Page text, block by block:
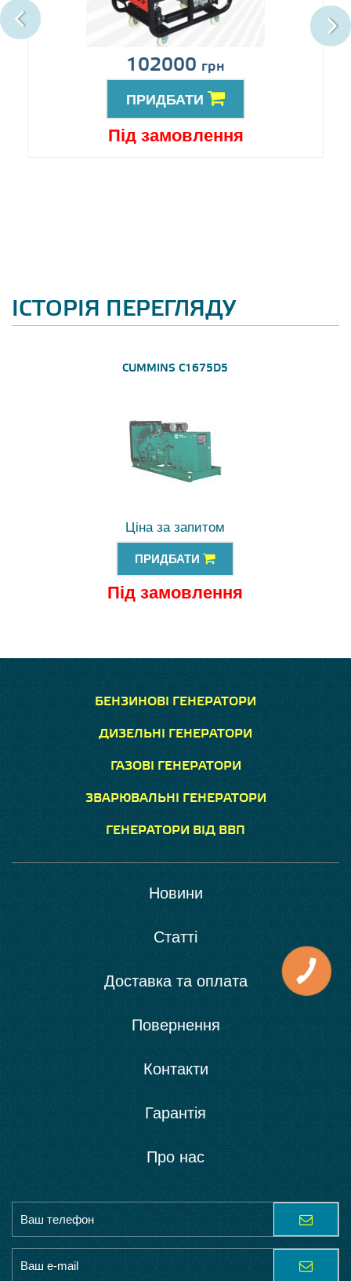
102000 грн
ПРИДБАТИ
Під замовлення
ІСТОРІЯ ПЕРЕГЛЯДУ
CUMMINS C1675D5
Ціна за запитом
ПРИДБАТИ
Під замовлення
БЕНЗИНОВІ ГЕНЕРАТОРИ
ДИЗЕЛЬНІ ГЕНЕРАТОРИ
ГАЗОВІ ГЕНЕРАТОРИ
ЗВАРЮВАЛЬНІ ГЕНЕРАТОРИ
ГЕНЕРАТОРИ ВІД ВВП
Новини
Статті
Доставка та оплата
Повернення
Контакти
Гарантія
Про нас